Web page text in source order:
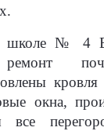
школе № 4
ремонт
кровля
окна,
все